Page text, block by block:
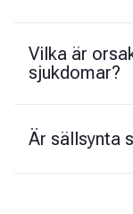
Vilka är
sjukdomar?
Är sällsynta